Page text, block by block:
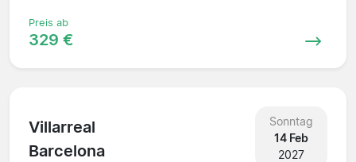
Preis ab
329 €
Villarreal
Barcelona
Sonntag
14 Feb
2027